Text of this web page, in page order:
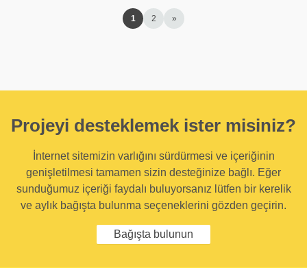
1 2 »
Projeyi desteklemek ister misiniz?
İnternet sitemizin varlığını sürdürmesi ve içeriğinin
genişletilmesi tamamen sizin desteğinize bağlı. Eğer
sunduğumuz içeriği faydalı buluyorsanız lütfen bir kerelik
ve aylık bağışta bulunma seçeneklerini gözden geçirin.
Bağışta bulunun